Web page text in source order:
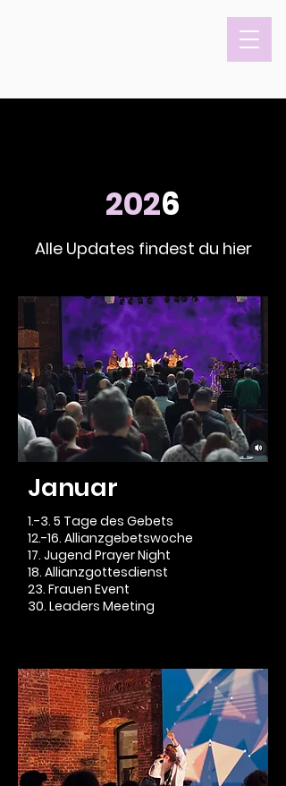
2026
Alle Updates findest du hier
Januar
1.-3. 5 Tage des Gebets
12.-16. Allianzgebetswoche
17. Jugend Prayer Night
18. Allianzgottesdienst
23. Frauen Event
30. Leaders Meeting